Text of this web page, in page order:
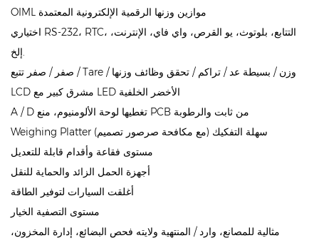
OIML موازين وزنها الرقمية الإلكترونية المعتمدة
اختياري RS-232، RTC، التتابع، بلوتوث، يو القرص، واي فاي، الإنترنت،
إلخ.
صفر / صفر تتبع / Tare / وزن / بسيطة عد / تراكم / تحقق وظائف وزنها
LCD مشرق كبير مع LED الأخضر الخلفية
A / D تغطيها لوحة الألومنيوم، منع PCB من ثابت والرطوبة
Weighing Platter سهلة التفكيك (مع مكافحة صرصور تصميم)
مستوى فقاعة وأقدام قابلة للتعديل
أجهزة الحمل الزائد والحماية للنقل
أغلقت السيارات لتوفير الطاقة
مستوى التصفية الخيار
مثالية للمصانع، وارد / المنتهية ولايته فحص البضائع، إدارة المخزون،